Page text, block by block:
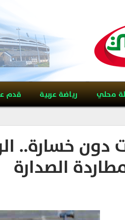
محلي رياضة عربية قدم
دون
الصدارة